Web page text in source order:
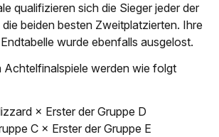
qualifizieren sich die Sieger jeder der
beiden besten Zweitplatzierten. Ihre
wurde ebenfalls ausgelost.
Achtelfinalspiele werden wie folgt
× Erster der Gruppe D
C × Erster der Gruppe E